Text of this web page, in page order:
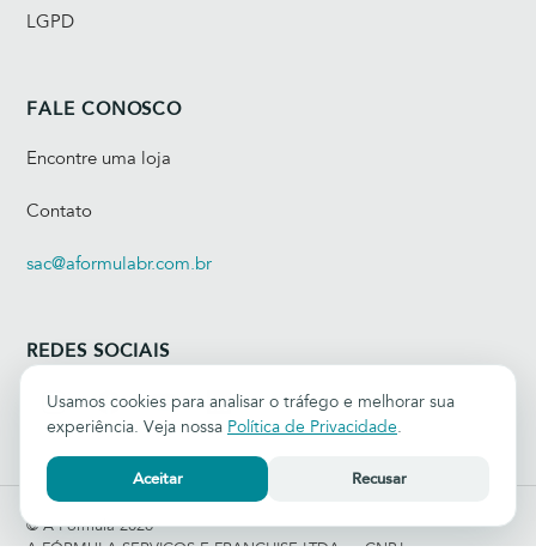
LGPD
FALE CONOSCO
Encontre uma loja
Contato
sac@aformulabr.com.br
REDES SOCIAIS
© A Fórmula 2026
A FÓRMULA SERVIÇOS E FRANCHISE LTDA — CNPJ:
Usamos cookies para analisar o tráfego e melhorar sua
experiência. Veja nossa Política de Privacidade.
Aceitar Recusar